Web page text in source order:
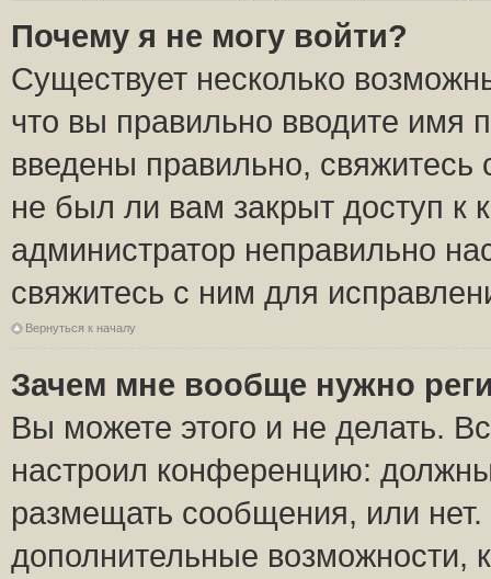
Почему я не могу войти?
Существует несколько
что вы правильно вводите имя
введены правильно,
не был ли вам закрыт доступ к
администратор неправильно
свяжитесь с ним для
Вернуться к началу
Зачем мне вообще нужно
Вы можете этого и не делать.
настроил конференцию:
размещать сообщения, или
дополнительные возможности,